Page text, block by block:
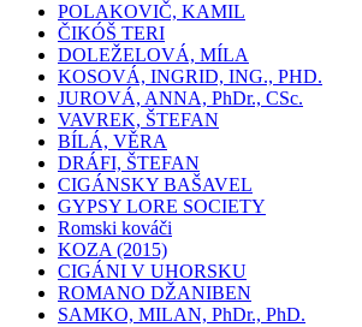
POLAKOVIČ, KAMIL
ČIKÓŠ TERI
DOLEŽELOVÁ, MÍLA
KOSOVÁ, INGRID, ING., PHD.
JUROVÁ, ANNA, PhDr., CSc.
VAVREK, ŠTEFAN
BÍLÁ, VĚRA
DRÁFI, ŠTEFAN
CIGÁNSKY BAŠAVEL
GYPSY LORE SOCIETY
Romski kováči
KOZA (2015)
CIGÁNI V UHORSKU
ROMANO DŽANIBEN
SAMKO, MILAN, PhDr., PhD.